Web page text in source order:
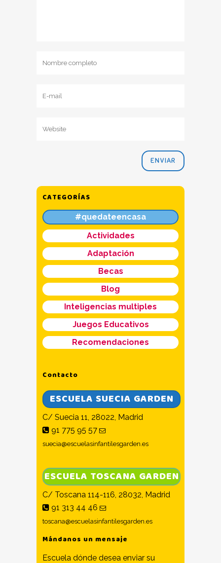
CATEGORÍAS
#quedateencasa
Actividades
Adaptación
Becas
Blog
Inteligencias multiples
Juegos Educativos
Recomendaciones
Contacto
ESCUELA SUECIA GARDEN
C/ Suecia 11, 28022, Madrid
91 775 95 57
suecia@escuelasinfantilesgarden.es
ESCUELA TOSCANA GARDEN
C/ Toscana 114-116, 28032, Madrid
91 313 44 46
toscana@escuelasinfantilesgarden.es
Mándanos un mensaje
Escuela dónde desea enviar su